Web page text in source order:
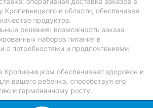
Кропивницкого и области, обеспечивая
продуктов.
решения: возможность заказа
наборов питания в
с потребностями и предпочтениями
Кропивницком обеспечивает здоровое и
вашего ребенка, способствуя его
и гармоничному росту.